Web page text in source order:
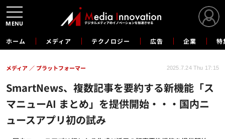
ホーム メディア テクノロジー 広告 企業 特
SmartNews、複数記事を要約する新機能「ス
マニューAI まとめ」を提供開始・・・国内ニ
ュースアプリ初の試み
メディア プラットフォーマー 2025.7.24 Thu 17:15
MENU